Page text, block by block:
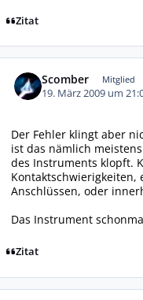
Zitat
Scomber Mitglied
19. März 2009 um
Der Fehler klingt aber
ist das nämlich
des Instruments klopft.
Kontaktschwierigkeiten,
Anschlüssen, oder
Das Instrument
Zitat